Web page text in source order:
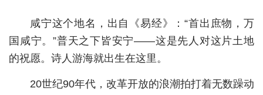
健康
悠游
相亲
咸宁这个地名，出自《易经》：“首出庶物，万
国咸宁。”普天之下皆安宁——这是先人对这片土地
的祝愿。诗人游海就出生在这里。
20世纪90年代，改革开放的浪潮拍打着无数躁动